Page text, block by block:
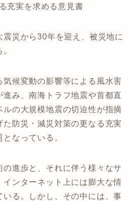
充実を求める意見書
災から30年を迎え、被災地に
候変動の影響等による風水害
み、南海トラフ地震や首都直
の大規模地震の切迫性が指摘
た防災・減災対策の更なる充実
なっている。
進歩と、それに伴う様々なサ
インターネット上には膨大な情
る。しかし、その中には、事